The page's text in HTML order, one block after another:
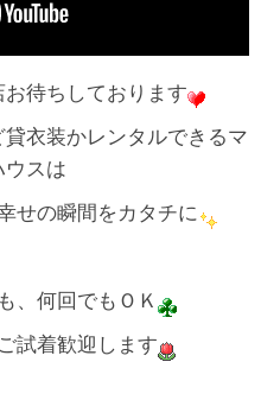
待ちしております
衣装かレンタルできるマ
ウスは
せの瞬間をカタチに
、何回でもＯＫ
試着歓迎します